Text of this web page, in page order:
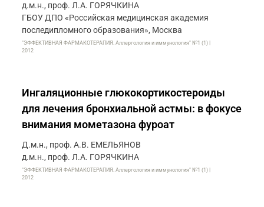
д.м.н., проф. Л.А. ГОРЯЧКИНА
ГБОУ ДПО «Российская медицинская академия
последипломного образования», Москва
"ЭФФЕКТИВНАЯ ФАРМАКОТЕРАПИЯ. Аллергология и иммунология" №1 (1) |
2012
Ингаляционные глюкокортикостероиды
для лечения бронхиальной астмы: в фокусе
внимания мометазона фуроат
Д.м.н., проф. А.В. ЕМЕЛЬЯНОВ
д.м.н., проф. Л.А. ГОРЯЧКИНА
"ЭФФЕКТИВНАЯ ФАРМАКОТЕРАПИЯ. Аллергология и иммунология" №1 (1) |
2012